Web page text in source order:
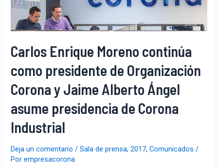
Carlos Enrique Moreno continúa
como presidente de Organización
Corona y Jaime Alberto Ángel
asume presidencia de Corona
Industrial
Deja un comentario /Sala de prensa,2017,Comunicados /
Porempresacorona